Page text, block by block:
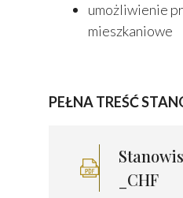
umożliwienie
mieszkaniowe
PEŁNA TREŚĆ
_CHF